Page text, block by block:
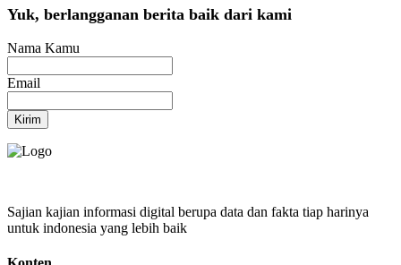
Yuk, berlangganan berita baik dari kami
Nama Kamu
Email
Kirim
Sajian kajian informasi digital berupa data dan fakta tiap harinya
untuk indonesia yang lebih baik